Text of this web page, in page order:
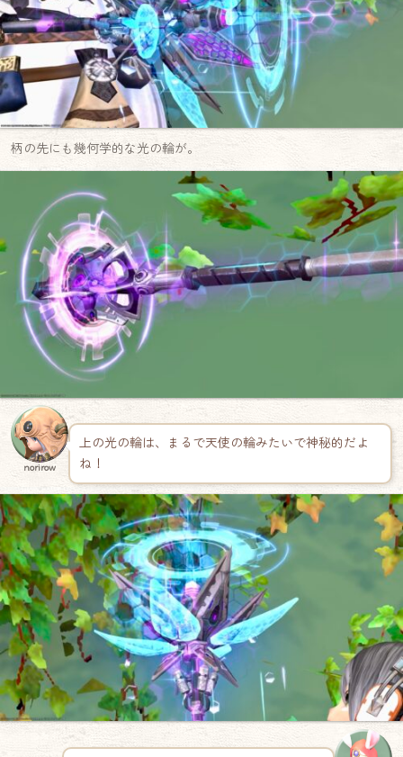
柄の先にも幾何学的な光の輪が。
norirow
上の光の輪は、まるで天使の輪みたいで神秘的だよ
ね！